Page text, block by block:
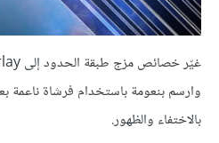
وارسم بنعومة باستخدام فرشاة ناعمة
بالاختفاء والظهور.